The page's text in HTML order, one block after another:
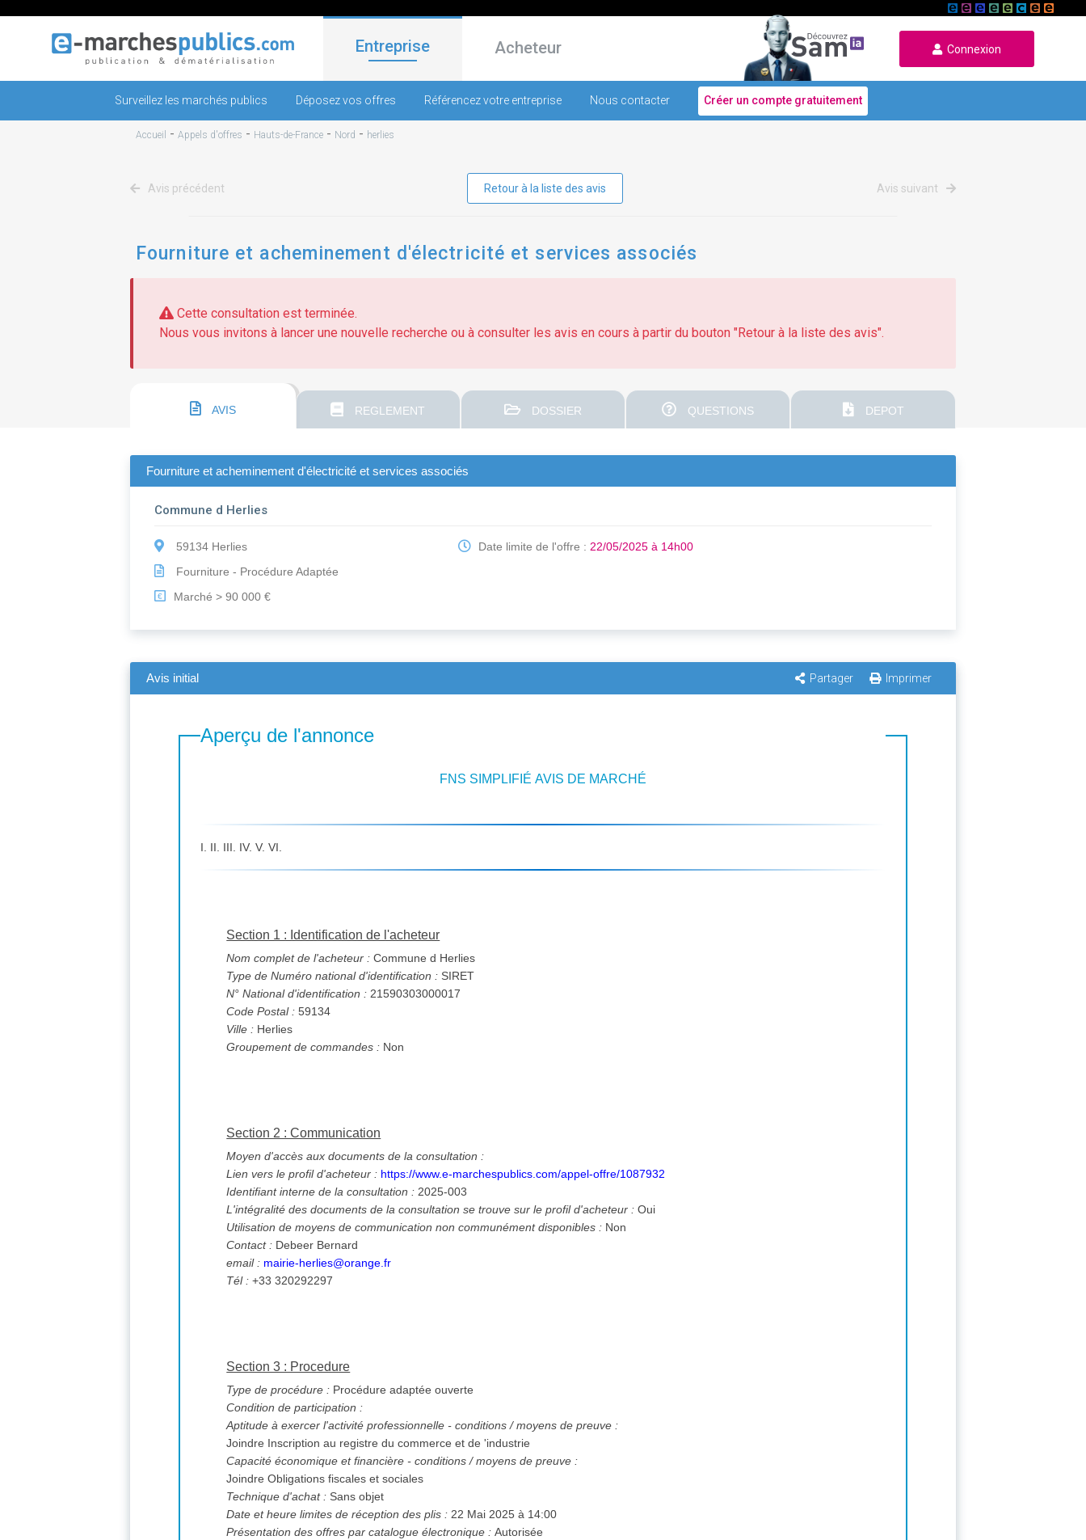
Entreprise Acheteur Connexion
Surveillez les marchés publics Déposez vos offres Référencez votre entreprise Nous contacter Créer un compte gratuitement
Accueil - Appels d'offres - Hauts-de-France - Nord - herlies
Avis précédent Retour à la liste des avis Avis suivant
Fourniture et acheminement d'électricité et services associés
Cette consultation est terminée.
Nous vous invitons à lancer une nouvelle recherche ou à consulter les avis en cours à partir du bouton "Retour à la liste des avis".
AVIS REGLEMENT DOSSIER QUESTIONS DEPOT
Fourniture et acheminement d'électricité et services associés
Commune d Herlies
59134 Herlies
Fourniture - Procédure Adaptée
€ Marché > 90 000 €
Date limite de l'offre : 22/05/2025 à 14h00
Avis initial Partager Imprimer
Aperçu de l'annonce
FNS SIMPLIFIÉ AVIS DE MARCHÉ
I. II. III. IV. V. VI.
Section 1 : Identification de l'acheteur
Nom complet de l'acheteur : Commune d Herlies
Type de Numéro national d'identification : SIRET
N° National d'identification : 21590303000017
Code Postal : 59134
Ville : Herlies
Groupement de commandes : Non
Section 2 : Communication
Moyen d'accès aux documents de la consultation :
Lien vers le profil d'acheteur : https://www.e-marchespublics.com/appel-offre/1087932
Identifiant interne de la consultation : 2025-003
L'intégralité des documents de la consultation se trouve sur le profil d'acheteur : Oui
Utilisation de moyens de communication non communément disponibles : Non
Contact : Debeer Bernard
email : mairie-herlies@orange.fr
Tél : +33 320292297
Section 3 : Procedure
Type de procédure : Procédure adaptée ouverte
Condition de participation :
Aptitude à exercer l'activité professionnelle - conditions / moyens de preuve :
Joindre Inscription au registre du commerce et de 'industrie
Capacité économique et financière - conditions / moyens de preuve :
Joindre Obligations fiscales et sociales
Technique d'achat : Sans objet
Date et heure limites de réception des plis : 22 Mai 2025 à 14:00
Présentation des offres par catalogue électronique : Autorisée